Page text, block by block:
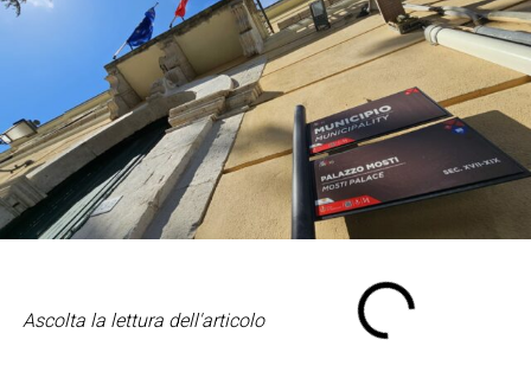
Ascolta la lettura dell'articolo